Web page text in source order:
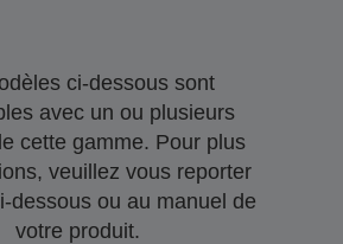
ci-dessous sont
avec un ou plusieurs
cette gamme. Pour plus
veuillez vous reporter
dessous ou au manuel de
votre produit.